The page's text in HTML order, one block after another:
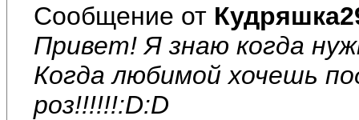
Сообщение от
Привет! Я знаю когда
Когда любимой хочешь
роз!!!!!!:D:D